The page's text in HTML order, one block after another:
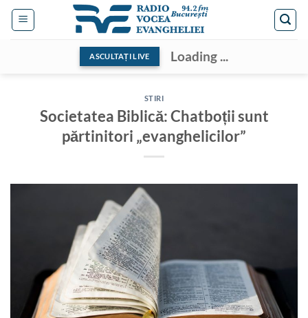
Skip
ASCULTAȚI LIVE Loading ...
STIRI
Societatea Biblică: Chatboții sunt
părtinitori „evanghelicilor”